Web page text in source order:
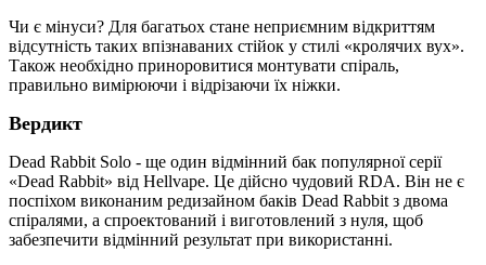
Чи є мінуси? Для багатьох стане неприємним відкриттям
відсутність таких впізнаваних стійок у стилі «кролячих вух».
Також необхідно приноровитися монтувати спіраль,
правильно вимірюючи і відрізаючи їх ніжки.
Вердикт
Dead Rabbit Solo - ще один відмінний бак популярної серії
«Dead Rabbit» від Hellvape. Це дійсно чудовий RDA. Він не є
поспіхом виконаним редизайном баків Dead Rabbit з двома
спіралями, а спроектований і виготовлений з нуля, щоб
забезпечити відмінний результат при використанні.